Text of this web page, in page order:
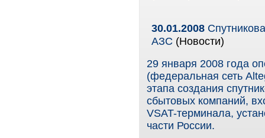
30.01.2008
АЗС (Новости)
29 января 2008 года
(федеральная сеть
этапа создания
сбытовых компаний,
VSAT-терминала,
части России.